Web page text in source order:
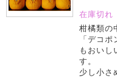
在庫切れ
柑橘類の
「デコ
もおいし
す。
少し小さ